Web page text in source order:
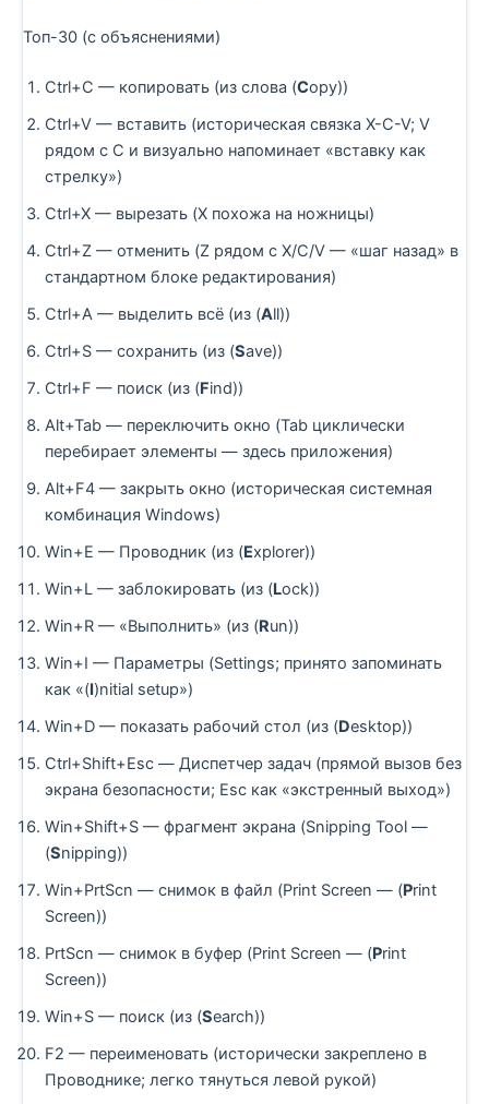
Топ-30 (с объяснениями)
Ctrl+C — копировать (из слова (Copy))
Ctrl+V — вставить (историческая связка X-C-V; V
рядом с C и визуально напоминает «вставку как
стрелку»)
Ctrl+X — вырезать (X похожа на ножницы)
Ctrl+Z — отменить (Z рядом с X/C/V — «шаг назад» в
стандартном блоке редактирования)
Ctrl+A — выделить всё (из (All))
Ctrl+S — сохранить (из (Save))
Ctrl+F — поиск (из (Find))
Alt+Tab — переключить окно (Tab циклически
перебирает элементы — здесь приложения)
Alt+F4 — закрыть окно (историческая системная
комбинация Windows)
Win+E — Проводник (из (Explorer))
Win+L — заблокировать (из (Lock))
Win+R — «Выполнить» (из (Run))
Win+I — Параметры (Settings; принято запоминать
как «(I)nitial setup»)
Win+D — показать рабочий стол (из (Desktop))
Ctrl+Shift+Esc — Диспетчер задач (прямой вызов без
экрана безопасности; Esc как «экстренный выход»)
Win+Shift+S — фрагмент экрана (Snipping Tool —
(Snipping))
Win+PrtScn — снимок в файл (Print Screen — (Print
Screen))
PrtScn — снимок в буфер (Print Screen — (Print
Screen))
Win+S — поиск (из (Search))
F2 — переименовать (исторически закреплено в
Проводнике; легко тянуться левой рукой)